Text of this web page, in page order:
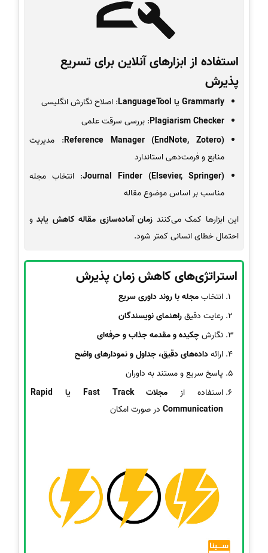
استفاده از ابزارهای آنلاین برای تسریع
پذیرش
Grammarly یا LanguageTool
: اصلاح نگارش انگلیسی
Plagiarism Checker: بررسی سرقت علمی
Reference Manager (EndNote, Zotero): مدیریت
منابع و فرمت‌دهی استاندارد
Journal Finder (Elsevier, Springer): انتخاب مجله
مناسب بر اساس موضوع مقاله
این ابزارها کمک می‌کنند زمان آماده‌سازی مقاله کاهش یابدو
احتمال خطای انسانی کمتر شود.
استراتژی‌های کاهش زمان پذیرش
انتخابمجله با روند داوری سریع
رعایت دقیقراهنمای نویسندگان
نگارشچکیده و مقدمه جذاب و حرفه‌ای
ارائهداده‌های دقیق، جداول و نمودارهای واضح
پاسخ سریع و مستند به داوران
استفاده از
مجلات Fast Track یا Rapid
Communication در صورت امکان